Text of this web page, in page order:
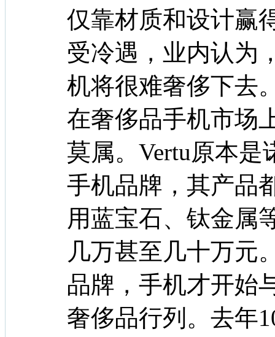
仅靠材质和设计赢
受冷遇，业内认为
机将很难奢侈下去
在奢侈品手机市场
莫属。Vertu原本
手机品牌，其产品
用蓝宝石、钛金属
几万甚至几十万元
品牌，手机才开始
奢侈品行列。去年